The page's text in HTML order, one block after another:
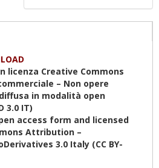
licenza Creative Commons
– Non opere
in modalità open
3.0 IT)
access form and licensed
Attribution –
3.0 Italy (CC BY-